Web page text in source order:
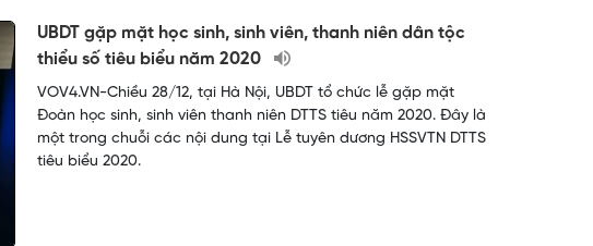
UBDT gặp mặt học sinh, sinh viên, thanh niên dân tộc
thiểu số tiêu biểu năm 2020
VOV4.VN-Chiều 28/12, tại Hà Nội, UBDT tổ chức lễ gặp mặt
Đoàn học sinh, sinh viên thanh niên DTTS tiêu năm 2020. Đây là
một trong chuỗi các nội dung tại Lễ tuyên dương HSSVTN DTTS
tiêu biểu 2020.